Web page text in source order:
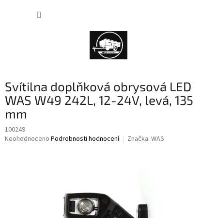
Svítilna doplňková obrysová LED
WAS W49 242L, 12-24V, levá, 135
mm
100249
Průměrné
Neohodnoceno Podrobnosti hodnocení Značka: WAS